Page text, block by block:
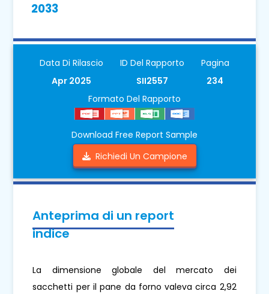
2033
Data Di Rilascio
Apr 2025
ID Del Rapporto
SII2557
Pagina
234
Formato Del Rapporto
Download Free Report Sample
Richiedi Un Campione
Anteprima di un report
indice
La dimensione globale del mercato dei
sacchetti per il pane da forno valeva circa 2,92